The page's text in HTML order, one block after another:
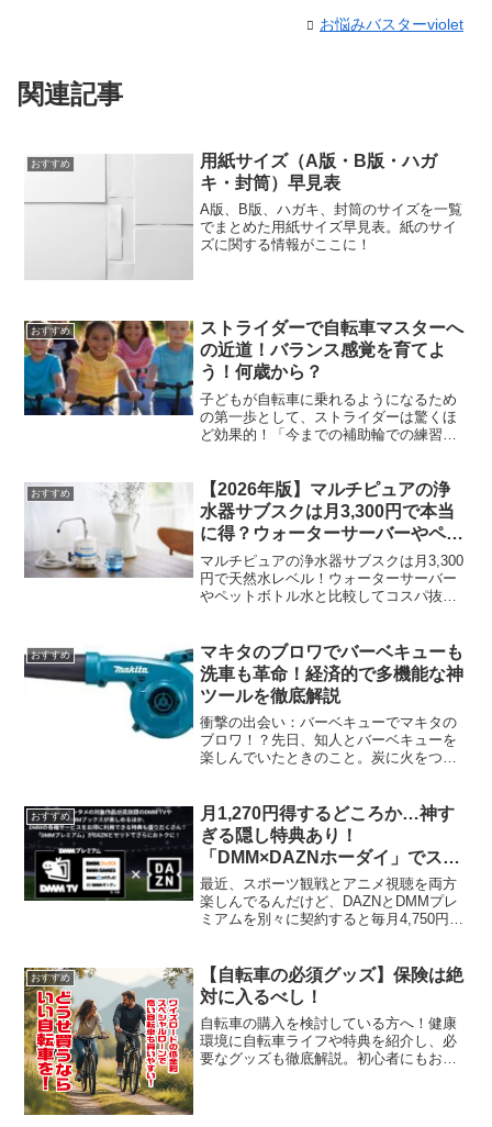
お悩みバスターviolet
関連記事
おすすめ
用紙サイズ（A版・B版・ハガ
キ・封筒）早見表
A版、B版、ハガキ、封筒のサイズを一覧
でまとめた用紙サイズ早見表。紙のサイ
ズに関する情報がここに！
おすすめ
ストライダーで自転車マスターへ
の近道！バランス感覚を育てよ
う！何歳から？
子どもが自転車に乗れるようになるため
の第一歩として、ストライダーは驚くほ
ど効果的！「今までの補助輪での練習が
ます。ストライダーとは？バランス感覚
を育む魔法のツールストラ...
おすすめ
【2026年版】マルチピュアの浄
水器サブスクは月3,300円で本当
に得？ウォーターサーバーやペッ
トボトル水と徹底比較
マルチピュアの浄水器サブスクは月3,300
円で天然水レベル！ウォーターサーバー
やペットボトル水と比較してコスパ抜
おすすめ
マキタのブロワでバーベキューも
洗車も革命！経済的で多機能な神
ツールを徹底解説
衝撃の出会い：バーベキューでマキタの
ブロワ！？先日、知人とバーベキューを
楽しんでいたときのこと。炭に火をつけ
ってバッグから取り出したのが、マキタ
のブロワ！「え、なにそれ...
おすすめ
月1,270円得するどころか…神す
ぎる隠し特典あり！
「DMM×DAZNホーダイ」でスポ
ーツ・アニメ・大人動画まで全部
見放題になる理由
最近、スポーツ観戦とアニメ視聴を両方
楽しんでるんだけど、DAZNとDMMプレ
ミアムを別々に契約すると毎月4,750円か
（税込）DMMプレミアム：550...
おすすめ
【自転車の必須グッズ】保険は絶
対に入るべし！
自転車の購入を検討している方へ！健康
環境に自転車ライフや特典を紹介し、必
要なグッズも徹底解説。初心者にもおす